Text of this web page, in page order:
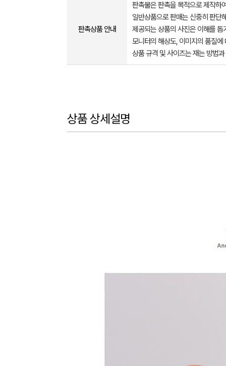
판촉상품 안내
판촉물은 판촉을 목적으로 제작하
일반상품으로 판매는 신중히 판단
제공되는 상품의 사진은 이해를
모니터의 해상도, 이미지의 품질
상품 규격 및 사이즈는 재는 방법
상품 상세설명